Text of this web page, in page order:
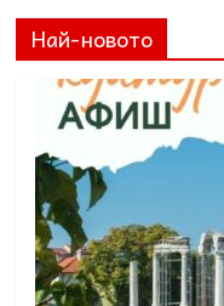
Най-новото